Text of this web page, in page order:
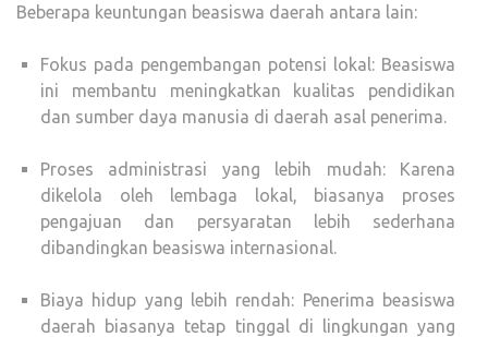
Beberapa keuntungan beasiswa daerah antara lain:
Fokus pada pengembangan potensi lokal: Beasiswa
ini membantu meningkatkan kualitas pendidikan
dan sumber daya manusia di daerah asal penerima.
Proses administrasi yang lebih mudah: Karena
dikelola oleh lembaga lokal, biasanya proses
pengajuan dan persyaratan lebih sederhana
dibandingkan beasiswa internasional.
Biaya hidup yang lebih rendah: Penerima beasiswa
daerah biasanya tetap tinggal di lingkungan yang